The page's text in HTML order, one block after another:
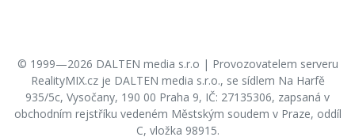
© 1999—2026 DALTEN media s.r.o | Provozovatelem serveru
RealityMIX.cz je DALTEN media s.r.o., se sídlem Na Harfě
935/5c, Vysočany, 190 00 Praha 9, IČ: 27135306, zapsaná v
obchodním rejstříku vedeném Městským soudem v Praze, oddíl
C, vložka 98915.